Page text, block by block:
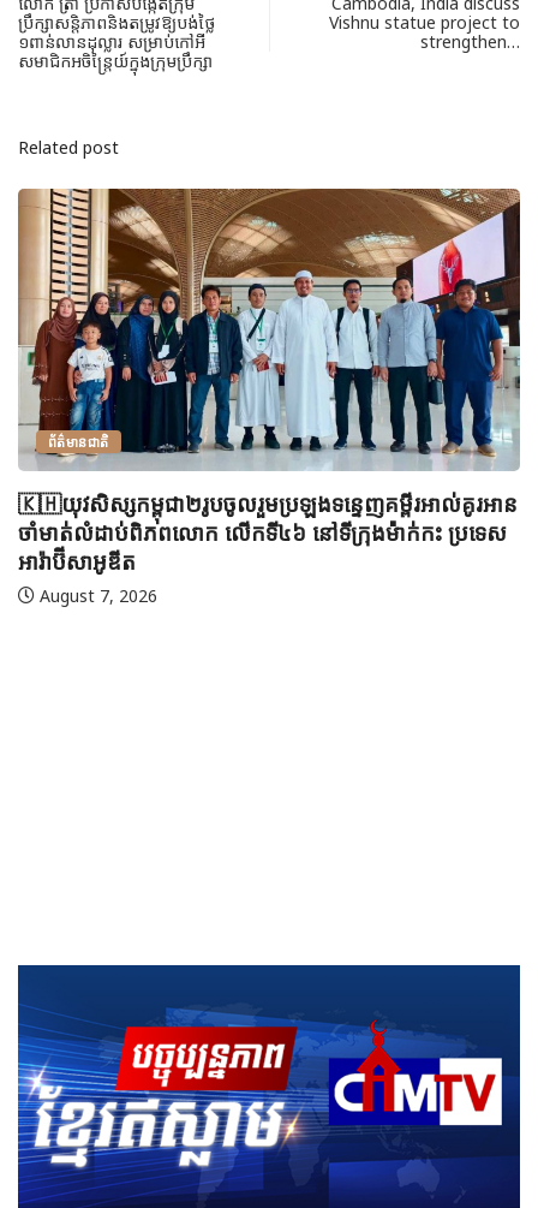
ប្រឹក្សាសន្តិភាពនិង​តម្រូវឱ្យបង់ថ្លៃ
១ពាន់លានដុល្លារ សម្រាប់កៅអី
សមាជិកអចិន្ត្រៃយ៍ក្នុងក្រុមប្រឹក្សា
Vishnu statue project to
strengthen…
Related post
ព័ត៌មានជាតិ
🇰🇭យុវសិស្សកម្ពុជា២រូបចូលរួមប្រឡងទន្ទេញគម្ពីរអាល់គូរអាន
ចាំមាត់លំដាប់ពិភពលោក លើកទី៤៦ នៅទីក្រុងម៉ាក់កះ ប្រទេស
អារ៉ាប៊ីសាអូឌីត
August 7, 2026